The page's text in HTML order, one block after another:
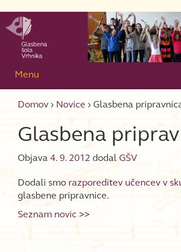
Menu
Domov › Novice › Glasbena
Glasbena
Objava 4. 9. 2012 dodal GŠV
Dodali smo razporeditev učencev v
glasbene pripravnice.
Seznam novic >>